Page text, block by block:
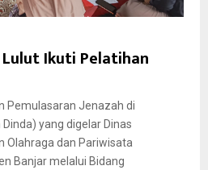
Ikuti Pelatihan
Pemulasaran Jenazah di
yang digelar Dinas
Olahraga dan Pariwisata
Banjar melalui Bidang